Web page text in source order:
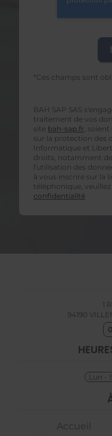
*Ces champs sont
BAH SAP SAS
traitement de vos
site bah-sap.fr,
sur la protection des
Informatique et
droits, notamment
l'utilisation des
à vous inscrire sur la
téléphonique,
confidentialité
1
94190
Accueil
Lun -